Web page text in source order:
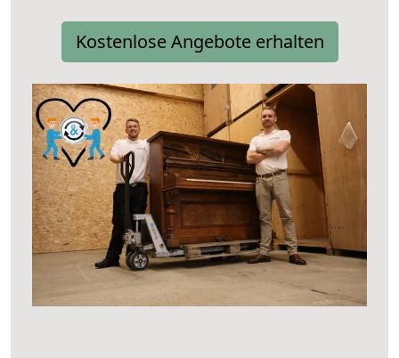
Kostenlose Angebote erhalten